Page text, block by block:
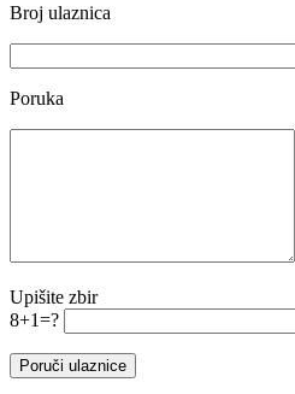
Broj ulaznica
Poruka
Upišite zbir
8+1=?